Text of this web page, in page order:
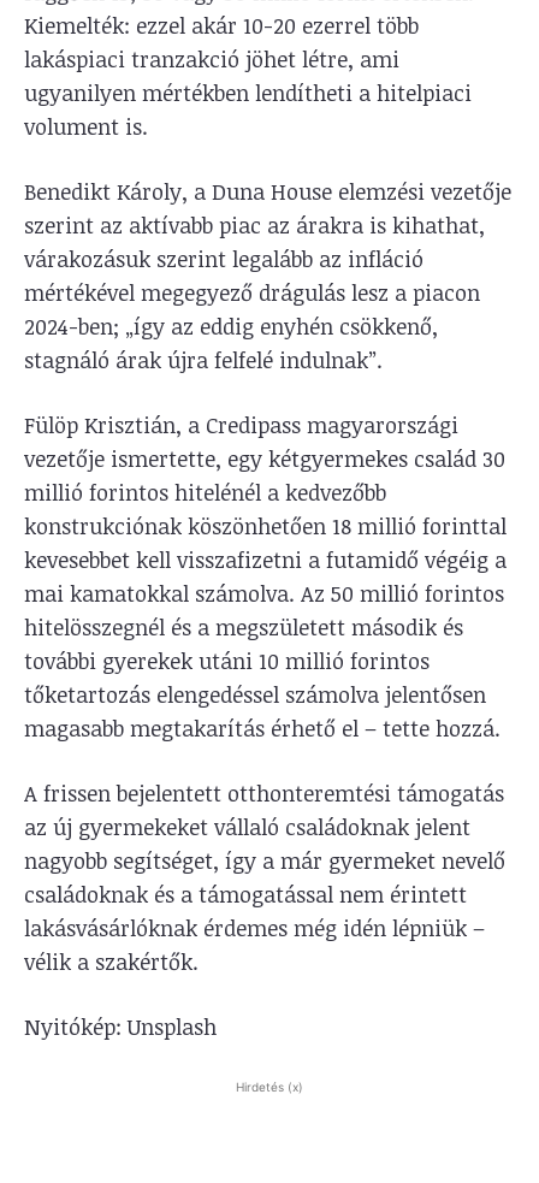
Kiemelték: ezzel akár 10-20 ezerrel több
lakáspiaci tranzakció jöhet létre, ami
ugyanilyen mértékben lendítheti a hitelpiaci
volument is.
Benedikt Károly, a Duna House elemzési vezetője
szerint az aktívabb piac az árakra is kihathat,
várakozásuk szerint legalább az infláció
mértékével megegyező drágulás lesz a piacon
2024-ben; „így az eddig enyhén csökkenő,
stagnáló árak újra felfelé indulnak”.
Fülöp Krisztián, a Credipass magyarországi
vezetője ismertette, egy kétgyermekes család 30
millió forintos hitelénél a kedvezőbb
konstrukciónak köszönhetően 18 millió forinttal
kevesebbet kell visszafizetni a futamidő végéig a
mai kamatokkal számolva. Az 50 millió forintos
hitelösszegnél és a megszületett második és
további gyerekek utáni 10 millió forintos
tőketartozás elengedéssel számolva jelentősen
magasabb megtakarítás érhető el – tette hozzá.
A frissen bejelentett otthonteremtési támogatás
az új gyermekeket vállaló családoknak jelent
nagyobb segítséget, így a már gyermeket nevelő
családoknak és a támogatással nem érintett
lakásvásárlóknak érdemes még idén lépniük –
vélik a szakértők.
Nyitókép: Unsplash
Hirdetés (x)